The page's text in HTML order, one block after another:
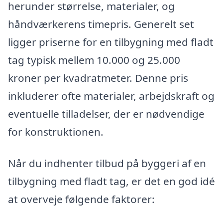
herunder størrelse, materialer, og
håndværkerens timepris. Generelt set
ligger priserne for en tilbygning med fladt
tag typisk mellem 10.000 og 25.000
kroner per kvadratmeter. Denne pris
inkluderer ofte materialer, arbejdskraft og
eventuelle tilladelser, der er nødvendige
for konstruktionen.
Når du indhenter tilbud på byggeri af en
tilbygning med fladt tag, er det en god idé
at overveje følgende faktorer: